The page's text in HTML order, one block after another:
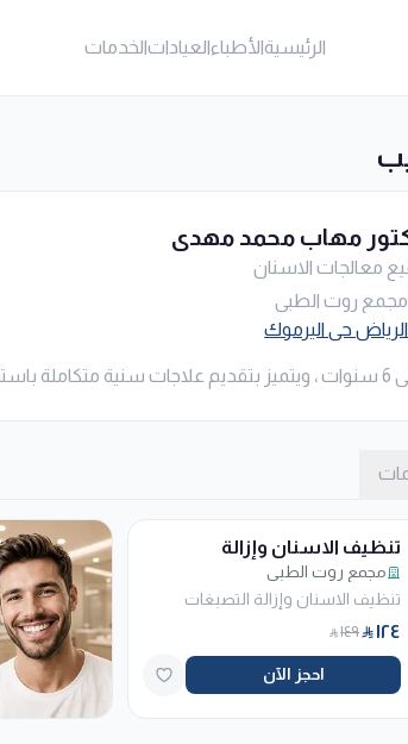
الرئيسيةالأطباءالعياداتالخدمات
مهاب محمد مهدي
معالجات الاسنان
مجمع روت الطبي
الرياض حي اليرموك
الجودة.
تنظيف الاسنان وإزالة
التصبغات
مجمع روت الطبي
تنظيف الاسنان وإزالة التصبغات
١٢٤ ١٤٩
احجز الآن